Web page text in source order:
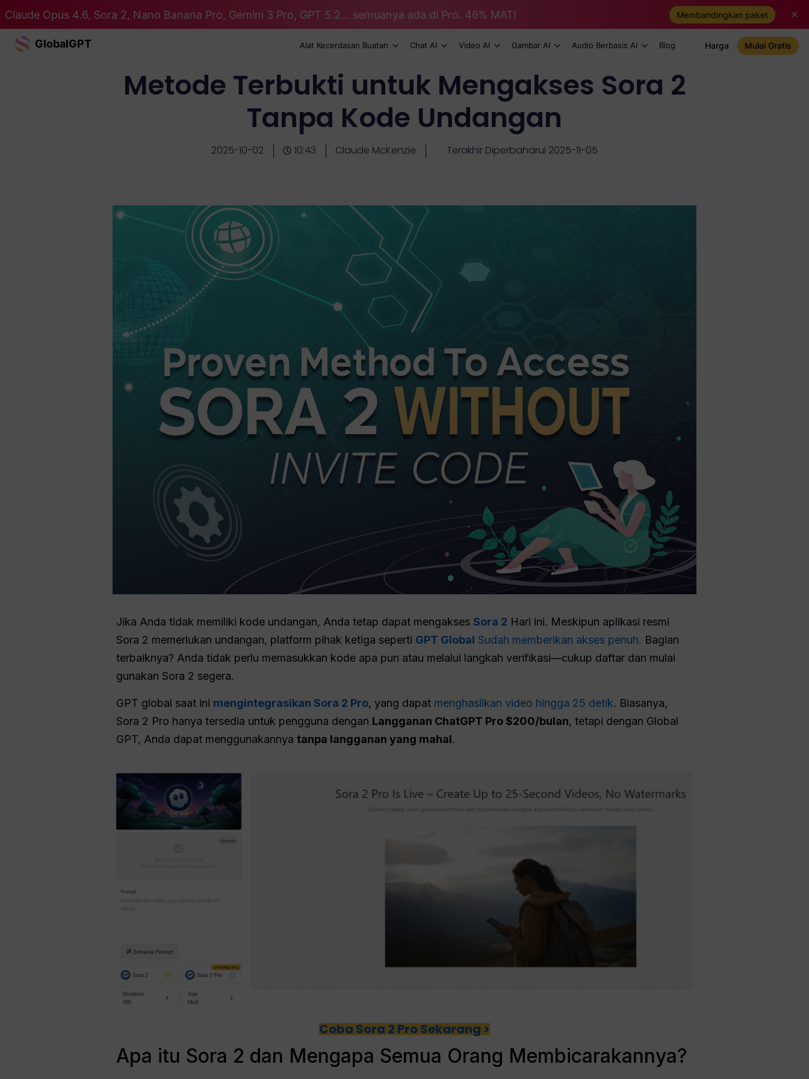
Claude Opus 4.6, Sora 2, Nano Banana Pro, Gemini 3 Pro, GPT 5.2... semuanya ada di Pro. 46% MATI Membandingkan paket
GlobalGPT Alat Kecerdasan Buatan Chat AI Video AI Gambar AI Audio Berbasis AI Blog Harga Mulai Gratis
Metode Terbukti untuk Mengakses Sora 2
Tanpa Kode Undangan
2025-10-02 10:43 Claude McKenzie Terakhir Diperbaharui 2025-11-05
Jika Anda tidak memiliki kode undangan, Anda tetap dapat mengakses Sora 2 Hari ini. Meskipun aplikasi resmi
Sora 2 memerlukan undangan, platform pihak ketiga seperti GPT Global Sudah memberikan akses penuh. Bagian
terbaiknya? Anda tidak perlu memasukkan kode apa pun atau melalui langkah verifikasi—cukup daftar dan mulai
gunakan Sora 2 segera.
GPT global saat ini mengintegrasikan Sora 2 Pro, yang dapat menghasilkan video hingga 25 detik. Biasanya,
Sora 2 Pro hanya tersedia untuk pengguna dengan Langganan ChatGPT Pro $200/bulan, tetapi dengan Global
GPT, Anda dapat menggunakannya tanpa langganan yang mahal.
Coba Sora 2 Pro Sekarang >
Apa itu Sora 2 dan Mengapa Semua Orang Membicarakannya?